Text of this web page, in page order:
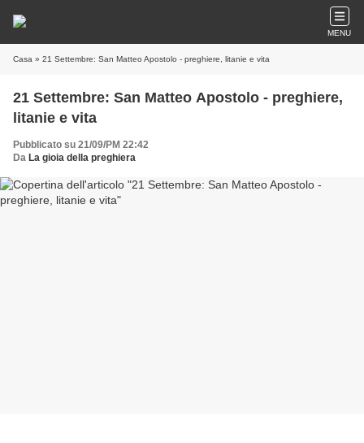
MENU
Casa » 21 Settembre: San Matteo Apostolo - preghiere, litanie e vita
21 Settembre: San Matteo Apostolo - preghiere,
litanie e vita
Pubblicato su 21/09/PM 22:42
Da La gioia della preghiera